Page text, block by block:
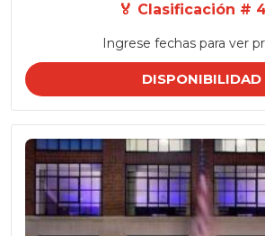
🏅 Clasificación #
Ingrese fechas para ver
DISPONIBILIDAD